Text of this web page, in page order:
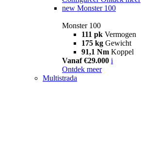
new Monster 100
Monster 100
111 pk Vermogen
175 kg Gewicht
91,1 Nm Koppel
Vanaf €29.000 i
Ontdek meer
Multistrada